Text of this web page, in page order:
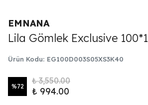
EMNANA
Lila Gömlek Exclusive 100*1
Ürün Kodu: EG100D003S05XS3K40
%72
₺ 3,550.00
₺ 994.00